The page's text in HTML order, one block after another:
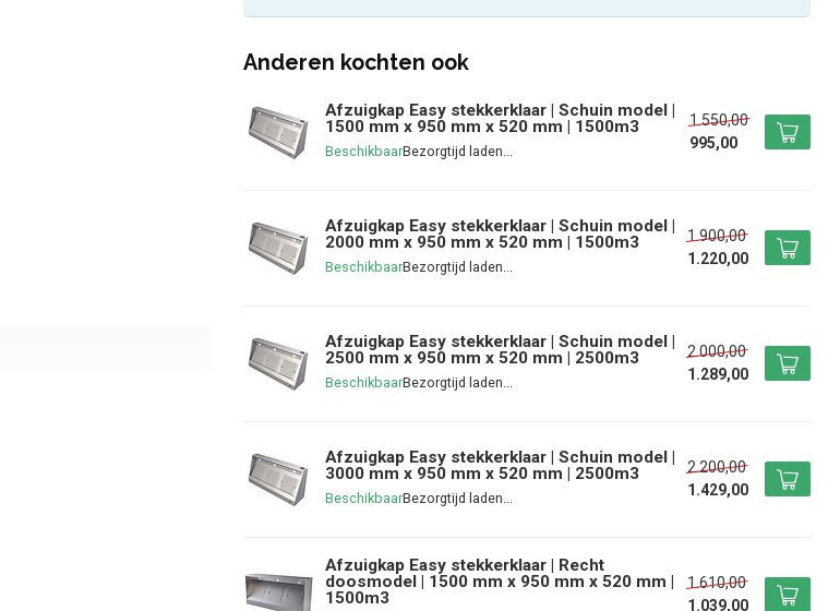
Anderen kochten ook
Afzuigkap Easy stekkerklaar | Schuin model |
1500 mm x 950 mm x 520 mm | 1500m3
Beschikbaar
1.550,00
995,00
Afzuigkap Easy stekkerklaar | Schuin model |
2000 mm x 950 mm x 520 mm | 1500m3
Beschikbaar
1.900,00
1.220,00
Afzuigkap Easy stekkerklaar | Schuin model |
2500 mm x 950 mm x 520 mm | 2500m3
Beschikbaar
2.000,00
1.289,00
Afzuigkap Easy stekkerklaar | Schuin model |
3000 mm x 950 mm x 520 mm | 2500m3
Beschikbaar
2.200,00
1.429,00
Afzuigkap Easy stekkerklaar | Recht
doosmodel | 1500 mm x 950 mm x 520 mm |
1500m3
1.610,00
1.039,00